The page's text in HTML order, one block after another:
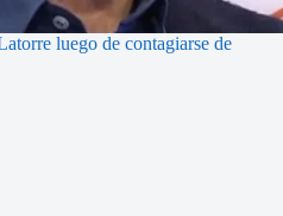
luego de contagiarse de